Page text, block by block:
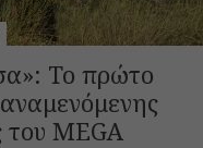
Το πρώτο
του MEGA